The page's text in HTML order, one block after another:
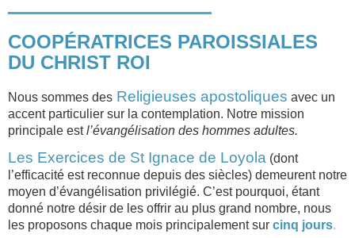
COOPÉRATRICES PAROISSIALES
DU CHRIST ROI
Nous sommes des Religieuses apostoliques avec un
accent particulier sur la contemplation. Notre mission
principale estl’évangélisation des hommes adultes.
Les Exercices de St Ignace de Loyola (dont
l’efficacité est reconnue depuis des siècles) demeurent notre
moyen d’évangélisation privilégié. C’est pourquoi, étant
donné notre désir de les offrir au plus grand nombre, nous
les proposons chaque mois principalement sur cinq jours.